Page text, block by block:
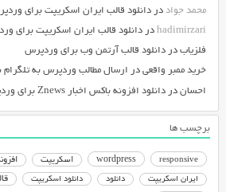
محمد جواددر دانلود قالب ایران اسکریپت برای
hadimirzariدر دانلود قالب ایران اسکریپت برای
فلزیابدر دانلود قالب آرتمن وب برای وردپرس
خرید ممبر واقعیدر ارسال مطالب وردپرس به تلگرام
احساندر دانلود افزونه باکس اخبار Znews برای وردپرس
برچسب ها
responsive
wordpress اسکریپت
ایران اسکریپت دانلود دانلود اسکریپت